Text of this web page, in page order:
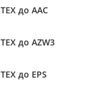
TEX до AAC
TEX до AZW3
TEX до EPS